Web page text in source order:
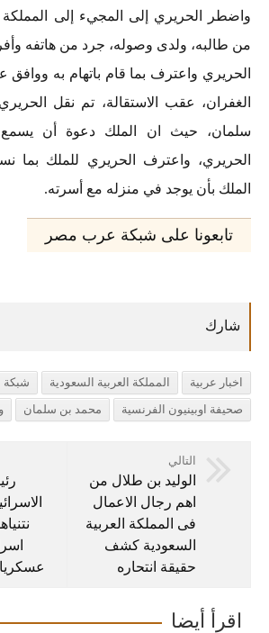
واضطر الحريري إلى المجيء إلى
من طالبه، ولدى وصوله، جرد من هاتفه وأفرغ
الحريري واعترف بما قام باتهام به ووافق
الغفران، عقب الاستقالة، تم نقل
سلمان، حيث ان الملك دعوة أن
الحريري، واعترف الحريري للملك بما
الملك بأن يوجد في منزله مع أسرته.
تابعونا على شبكة عرب مصر
اخبار عربية المملكة العربية السعودية
صحيفة اوبينيون الفرنسية
محمد بن سلمان
التالي
الوليد بن طلال من
اهم رجال الاعمال
فى المملكة العربية
السعودية كشف
حقيقة انتحاره
اقرأ أيضا